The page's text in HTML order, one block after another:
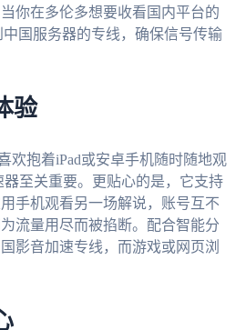
你在多伦多想要收看国内平台的
国服务器的专线，确保信号传输
验
欢抱着iPad或安卓手机随时随地观
器至关重要。更贴心的是，它支持
手机观看另一场解说，账号互不
流量用尽而被掐断。配合智能分
影音加速专线，而游戏或网页浏